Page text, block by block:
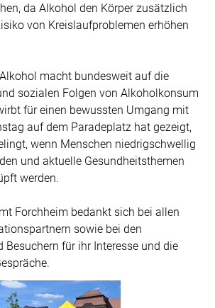
da Alkohol den Körper zusätzlich
von Kreislaufproblemen erhöhen
macht bundesweit auf die
sozialen Folgen von Alkoholkonsum
für einen bewussten Umgang mit
auf dem Paradeplatz hat gezeigt,
wenn Menschen niedrigschwellig
und aktuelle Gesundheitsthemen
werden.
Forchheim bedankt sich bei allen
sowie bei den
Besuchern für ihr Interesse und die